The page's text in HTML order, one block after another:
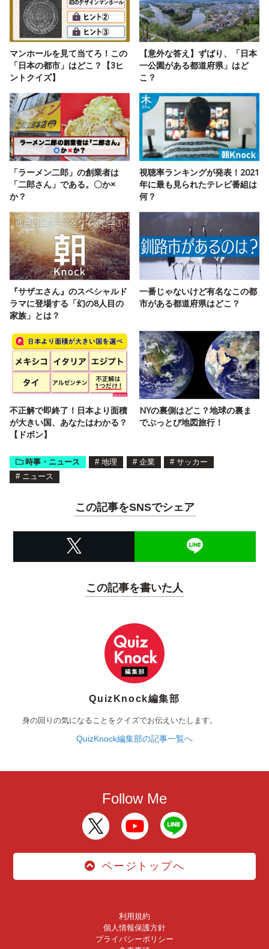
マンホールを見て当てろ！この
「日本の都市」はどこ？【3ヒ
ントクイズ】
【意外な答え】ずばり、「日本
一公園がある都道府県」はど
こ？
「ラーメン二郎」の創業者は
「二郎さん」である。〇か×
か？
視聴率ランキングが発表！2021
年に最も見られたテレビ番組は
何？
『サザエさん』のスペシャルド
ラマに登場する「幻の8人目の
家族」とは？
一番じゃないけど有名なこの都
市がある都道府県はどこ？
不正解で即終了！日本より面積
が大きい国、あなたはわかる？
【ドボン】
NYの裏側はどこ？地球の裏ま
でぶっとび地図旅行！
時事・ニュース # 地理 # 企業 # サッカー
# ニュース
この記事をSNSでシェア
この記事を書いた人
QuizKnock編集部
身の回りの気になることをクイズでお伝えいたします。
QuizKnock編集部の記事一覧へ
Follow Me
ページトップへ
利用規約
個人情報保護方針
プライバシーポリシー